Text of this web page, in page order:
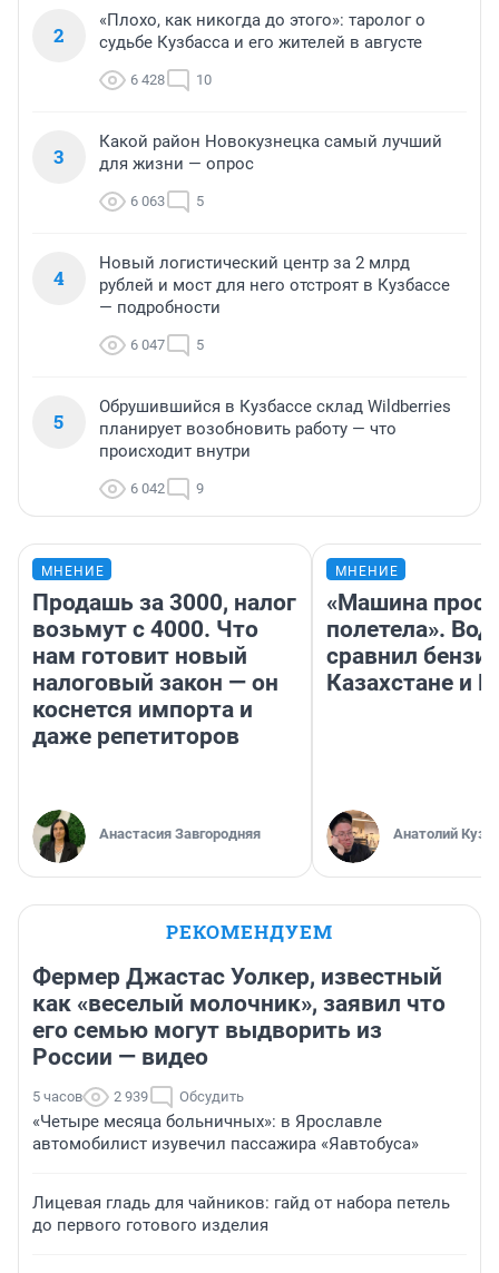
2
«Плохо, как никогда до этого»: таролог о
судьбе Кузбасса и его жителей в августе
6 428 10
3
Какой район Новокузнецка самый лучший
для жизни — опрос
6 063 5
4
Новый логистический центр за 2 млрд
рублей и мост для него отстроят в Кузбассе
— подробности
6 047 5
5
Обрушившийся в Кузбассе склад Wildberries
планирует возобновить работу — что
происходит внутри
6 042 9
МНЕНИЕ
Продашь за 3000, налог
возьмут с 4000. Что
нам готовит новый
налоговый закон — он
коснется импорта и
даже репетиторов
Анастасия Завгородняя
МНЕНИЕ
«Машина
полетела».
сравнил
Казахстане и
Анатолий
РЕКОМЕНДУЕМ
Фермер Джастас Уолкер, известный
как «веселый молочник», заявил что
его семью могут выдворить из
России — видео
5 часов 2 939 Обсудить
«Четыре месяца больничных»: в Ярославле
автомобилист изувечил пассажира «Яавтобуса»
Лицевая гладь для чайников: гайд от набора петель
до первого готового изделия